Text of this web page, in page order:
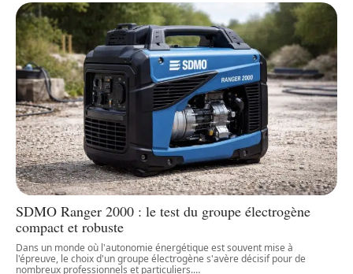
SDMO Ranger 2000 : le test du groupe électrogène
compact et robuste
Dans un monde où l'autonomie énergétique est souvent mise à
l'épreuve, le choix d'un groupe électrogène s'avère décisif pour de
nombreux professionnels et particuliers.…